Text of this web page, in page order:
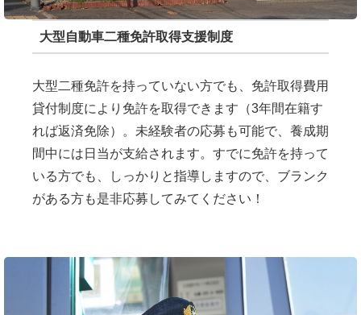
大型自動車二種免許取得支援制度
大型二種免許を持っていない方でも、免許取得費用
貸付制度により免許を取得できます（3年間在籍す
れば返済免除）。未経験者の応募も可能で、養成期
間中には日当が支給されます。すでに免許を持って
いる方でも、しっかりと指導しますので、ブランク
がある方も是非応募してみてください！